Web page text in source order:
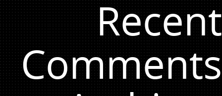
Recent
Comments